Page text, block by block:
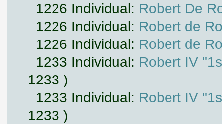
1226 Individual: Robert De
1226 Individual: Robert de
1226 Individual: Robert de
1233 Individual: Robert IV
1233 )
1233 Individual: Robert IV
1233 )